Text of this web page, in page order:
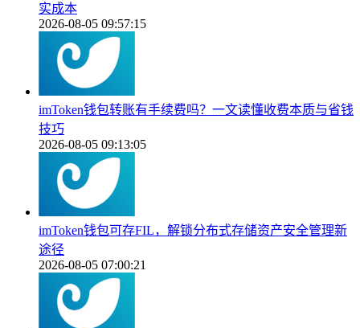
实成本
2026-08-05 09:57:15
imToken钱包转账有手续费吗？一文读懂收费本质与省钱
技巧
2026-08-05 09:13:05
imToken钱包可存FIL，解锁分布式存储资产安全管理新
途径
2026-08-05 07:00:21